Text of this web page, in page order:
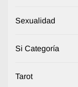
Sexualidad
Si Categoría
Tarot